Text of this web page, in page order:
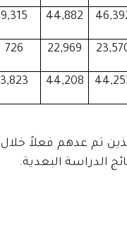
44,882
9,315
22,969
726
44,208
3,823
الدراسة البعدية.